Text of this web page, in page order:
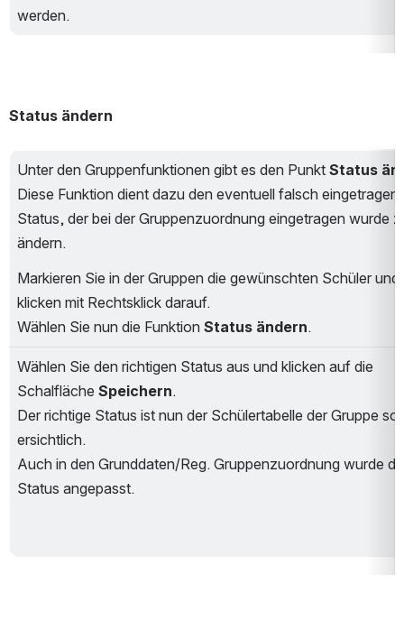
werden.
Status ändern
Unter den Gruppenfunktionen gibt es den Punkt Status
Diese Funktion dient dazu den eventuell falsch
Status, der bei der Gruppenzuordnung eingetragen wurde
ändern.
Markieren Sie in der Gruppen die gewünschten Schüler und
klicken mit Rechtsklick darauf.
Wählen Sie nun die Funktion Status ändern.
Wählen Sie den richtigen Status aus und klicken auf die
Schalfläche Speichern.
Der richtige Status ist nun der Schülertabelle der Gruppe
ersichtlich.
Auch in den Grunddaten/Reg. Gruppenzuordnung wurde
Status angepasst.